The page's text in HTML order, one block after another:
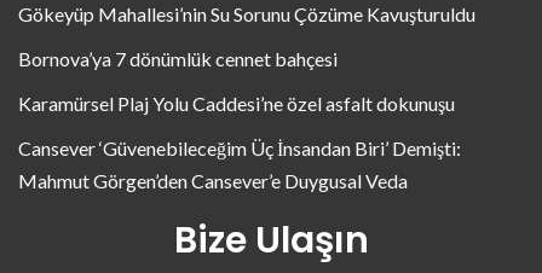
Gökeyüp Mahallesi’nin Su Sorunu Çözüme Kavuşturuldu
Bornova’ya 7 dönümlük cennet bahçesi
Karamürsel Plaj Yolu Caddesi’ne özel asfalt dokunuşu
Cansever ‘Güvenebileceğim Üç İnsandan Biri’ Demişti:
Mahmut Görgen’den Cansever’e Duygusal Veda
Bize Ulaşın